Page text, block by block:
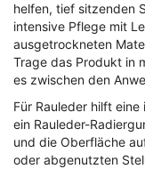
helfen, tief sitzenden
intensive Pflege mit
ausgetrockneten
Trage das Produkt in
es zwischen den
Für Rauleder hilft
ein Rauleder-
und die Oberfläche
oder abgenutzten